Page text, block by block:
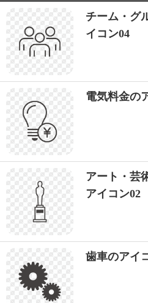
チーム・グ
イコン04
電気料金の
アート・芸
アイコン02
歯車のアイ